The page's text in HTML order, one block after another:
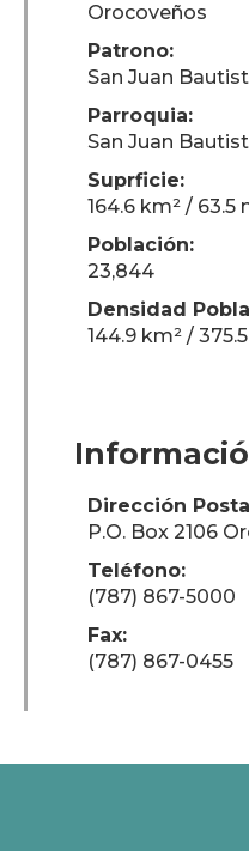
Orocoveños
Patrono:
San Juan
Parroquia:
San Juan
Suprficie:
164.6 km² / 63.5
Población:
23,844
Densidad
144.9 km² /
Dirección
P.O. Box 2106
Teléfono:
(787) 867-5000
Fax:
(787) 867-0455